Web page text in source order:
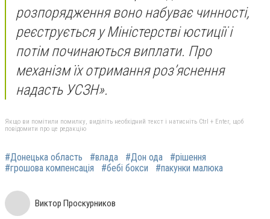
розпорядження воно набуває чинності,
реєструється у Міністерстві юстиції і
потім починаються виплати. Про
механізм їх отримання роз’яснення
надасть УСЗН».
Якщо ви помітили помилку, виділіть необхідний текст і натисніть Ctrl + Enter, щоб
повідомити про це редакцію
#Донецька область #влада #Дон ода
#рішення
#грошова компенсація
#бебі бокси #пакунки малюка
Виктор Проскурников